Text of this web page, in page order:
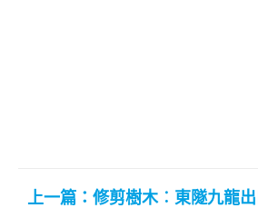
上一篇：修剪樹木︰東隧九龍